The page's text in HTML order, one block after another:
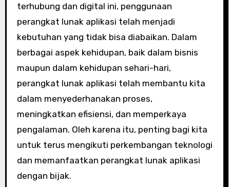
terhubung dan digital ini, penggunaan
perangkat lunak aplikasi telah menjadi
kebutuhan yang tidak bisa diabaikan. Dalam
berbagai aspek kehidupan, baik dalam bisnis
maupun dalam kehidupan sehari-hari,
perangkat lunak aplikasi telah membantu kita
dalam menyederhanakan proses,
meningkatkan efisiensi, dan memperkaya
pengalaman. Oleh karena itu, penting bagi kita
untuk terus mengikuti perkembangan teknologi
dan memanfaatkan perangkat lunak aplikasi
dengan bijak.